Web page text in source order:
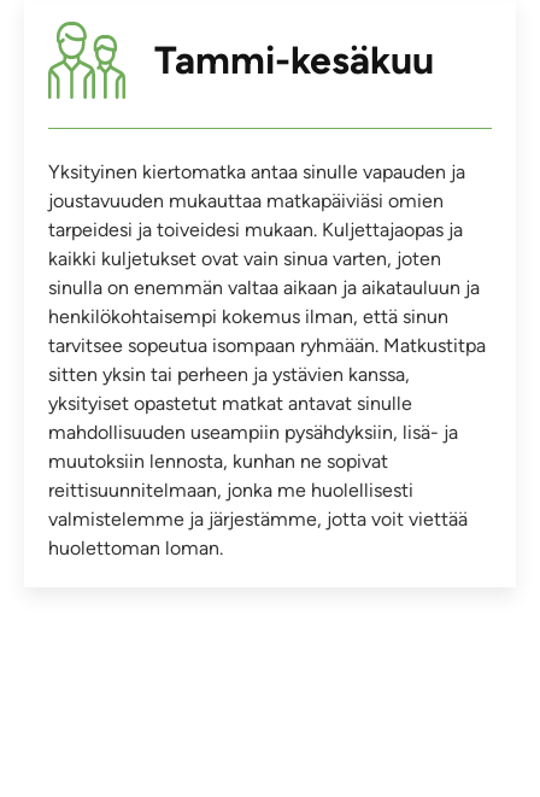
Tammi-kesäkuu
Yksityinen kiertomatka antaa sinulle vapauden ja
joustavuuden mukauttaa matkapäiviäsi omien
tarpeidesi ja toiveidesi mukaan. Kuljettajaopas ja
kaikki kuljetukset ovat vain sinua varten, joten
sinulla on enemmän valtaa aikaan ja aikatauluun ja
henkilökohtaisempi kokemus ilman, että sinun
tarvitsee sopeutua isompaan ryhmään. Matkustitpa
sitten yksin tai perheen ja ystävien kanssa,
yksityiset opastetut matkat antavat sinulle
mahdollisuuden useampiin pysähdyksiin, lisä- ja
muutoksiin lennosta, kunhan ne sopivat
reittisuunnitelmaan, jonka me huolellisesti
valmistelemme ja järjestämme, jotta voit viettää
huolettoman loman.